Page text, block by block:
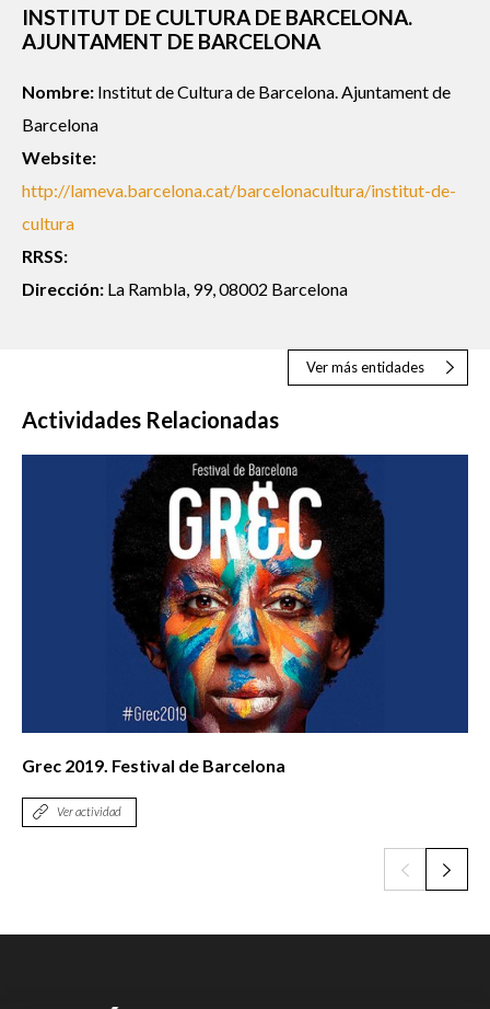
INSTITUT DE CULTURA DE BARCELONA.
AJUNTAMENT DE BARCELONA
Nombre: Institut de Cultura de Barcelona. Ajuntament de
Barcelona
Website:
http://lameva.barcelona.cat/barcelonacultura/institut-de-
cultura
RRSS:
Dirección: La Rambla, 99, 08002 Barcelona
Ver más entidades
Actividades Relacionadas
Grec 2019. Festival de Barcelona
Ver actividad